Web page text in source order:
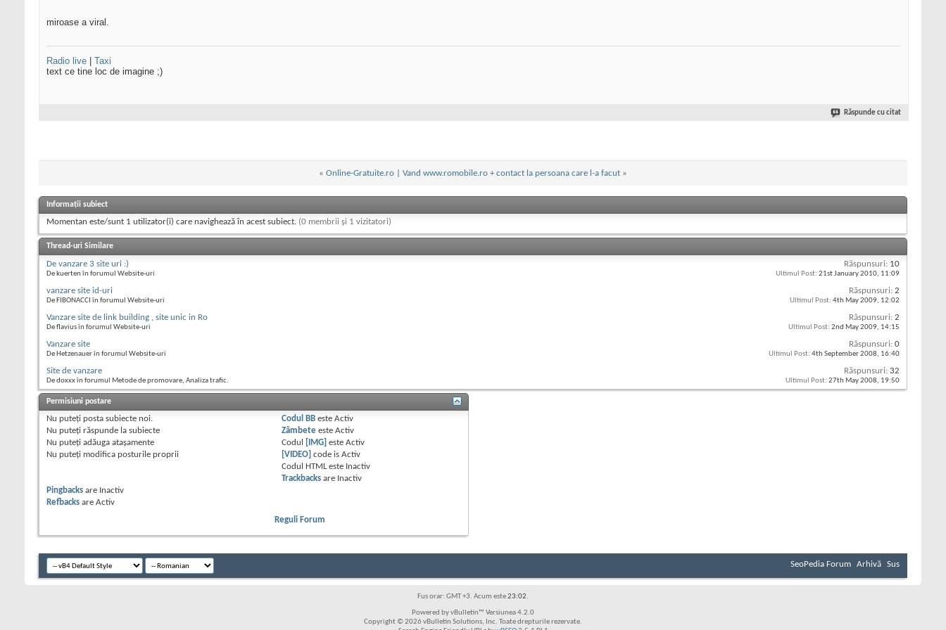
miroase a viral.
Radio live
Taxi
text ce tine loc de imagine ;)
Răspunde cu citat
« Online-Gratuite.ro Vand www.romobile.ro + contact la persoana care l-a facut »
Informații subiect
Momentan este/sunt 1 utilizator(i) care navighează în acest subiect. (0 membrii și 1 vizitatori)
Thread-uri Similare
De vanzare 3 site uri :)
De kuerten în forumul Website-uri
Răspunsuri: 10
Ultimul Post: 21st January 2010, 11:09
vanzare site id-uri
De FIBONACCI în forumul Website-uri
Răspunsuri: 2
Ultimul Post: 4th May 2009, 12:02
Vanzare site de link building , site unic in Ro
De flavius în forumul Website-uri
Răspunsuri: 2
Ultimul Post: 2nd May 2009, 14:15
Vanzare site
De Hetzenauer în forumul Website-uri
Răspunsuri: 0
Ultimul Post: 4th September 2008, 16:40
Site de vanzare
De doxxx în forumul Metode de promovare, Analiza trafic.
Răspunsuri: 32
Ultimul Post: 27th May 2008, 19:50
Permisiuni postare
Nu puteţi posta subiecte noi.
Nu puteţi răspunde la subiecte
Nu puteţi adăuga ataşamente
Nu puteţi modifica posturile proprii
Codul BB esteActiv
Zâmbete esteActiv
Codul
[IMG] esteActiv
[VIDEO] code isActiv
Codul HTML este Inactiv
Trackbacks are Inactiv
Pingbacks are Inactiv
Refbacks are Activ
Reguli Forum
SeoPedia Forum Arhivă Sus
Fus orar: GMT +3. Acum este23:02.
Powered by vBulletin™ Versiunea 4.2.0
Copyright © 2026 vBulletin Solutions, Inc. Toate drepturile rezervate.